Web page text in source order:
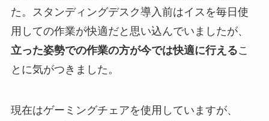
た。スタンディングデスク導入前はイスを毎日使
用しての作業が快適だと思い込んでいましたが、
立った姿勢での作業の方が今では快適に行えるこ
とに気がつきました。
現在はゲーミングチェアを使用していますが、